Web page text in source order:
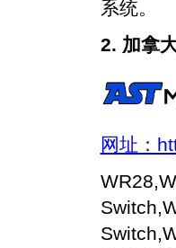
系统。
2. 加拿
网址：